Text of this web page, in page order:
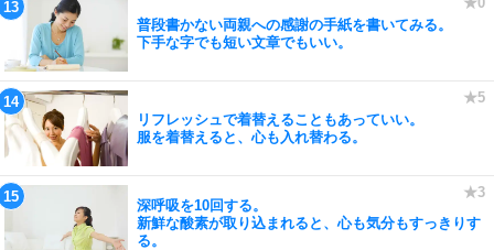
普段書かない両親への感謝の手紙を書いてみる。
下手な字でも短い文章でもいい。
リフレッシュで着替えることもあっていい。
服を着替えると、心も入れ替わる。
深呼吸を10回する。
新鮮な酸素が取り込まれると、心も気分もすっきりす
る。